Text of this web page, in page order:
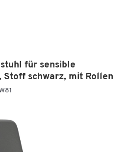
für sensible
schwarz, mit Rollen